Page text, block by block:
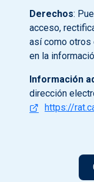
Derechos:
acceso,
así como otros
en la
Información
dirección
https://